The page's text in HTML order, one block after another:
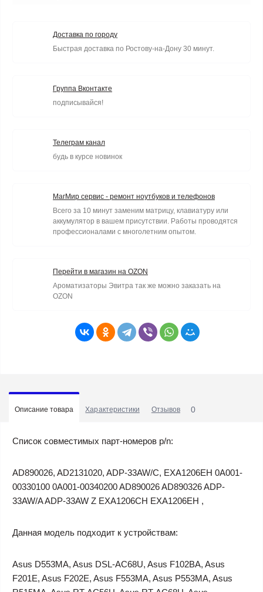
Доставка по городу
Быстрая доставка по Ростову-на-Дону 30 минут.
Группа Вконтакте
подписывайся!
Телеграм канал
будь в курсе новинок
МагМир сервис - ремонт ноутбуков и телефонов
Всего за 10 минут заменим матрицу, клавиатуру или
аккумулятор в вашем присутствии. Работы проводятся
профессионалами с многолетним опытом.
Перейти в магазин на OZON
Ароматизаторы Эвитра так же можно заказать на
OZON
Описание товара Характеристики Отзывов 0
Список совместимых парт-номеров p/n:
AD890026, AD2131020, ADP-33AW/C, EXA1206EH 0A001-
00330100 0A001-00340200 AD890026 AD890326 ADP-
33AW/A ADP-33AW Z EXA1206CH EXA1206EH ,
Данная модель подходит к устройствам:
Asus D553MA, Asus DSL-AC68U, Asus F102BA, Asus
F201E, Asus F202E, Asus F553MA, Asus P553MA, Asus